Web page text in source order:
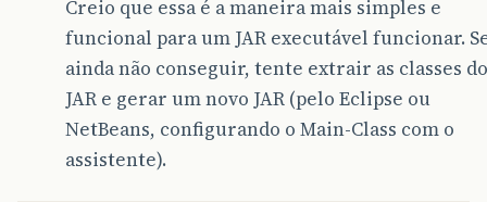
Creio que essa é a maneira mais simples e
funcional para um JAR executável funcionar.
ainda não conseguir, tente extrair as classes do
JAR e gerar um novo JAR (pelo Eclipse ou
NetBeans, configurando o Main-Class com o
assistente).